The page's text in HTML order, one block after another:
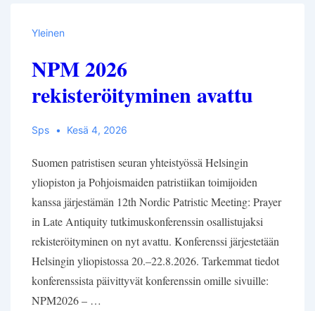
Paikallisuus
Yleinen
NPM 2026
rekisteröityminen avattu
Sps Kesä 4, 2026
Suomen patristisen seuran yhteistyössä Helsingin
yliopiston ja Pohjoismaiden patristiikan toimijoiden
kanssa järjestämän 12th Nordic Patristic Meeting: Prayer
in Late Antiquity tutkimuskonferenssin osallistujaksi
rekisteröityminen on nyt avattu. Konferenssi järjestetään
Helsingin yliopistossa 20.–22.8.2026. Tarkemmat tiedot
konferenssista päivittyvät konferenssin omille sivuille:
NPM2026 – …